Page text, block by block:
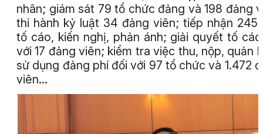
nhân; giám sát 79 tổ chức đảng và 198 đảng
thi hành kỷ luật 34 đảng viên; tiếp nhận 245
tố cáo, kiến nghị, phản ánh; giải quyết tố
với 17 đảng viên; kiểm tra việc thu, nộp, quản
sử dụng đảng phí đối với 97 tổ chức và 1.472
viên…